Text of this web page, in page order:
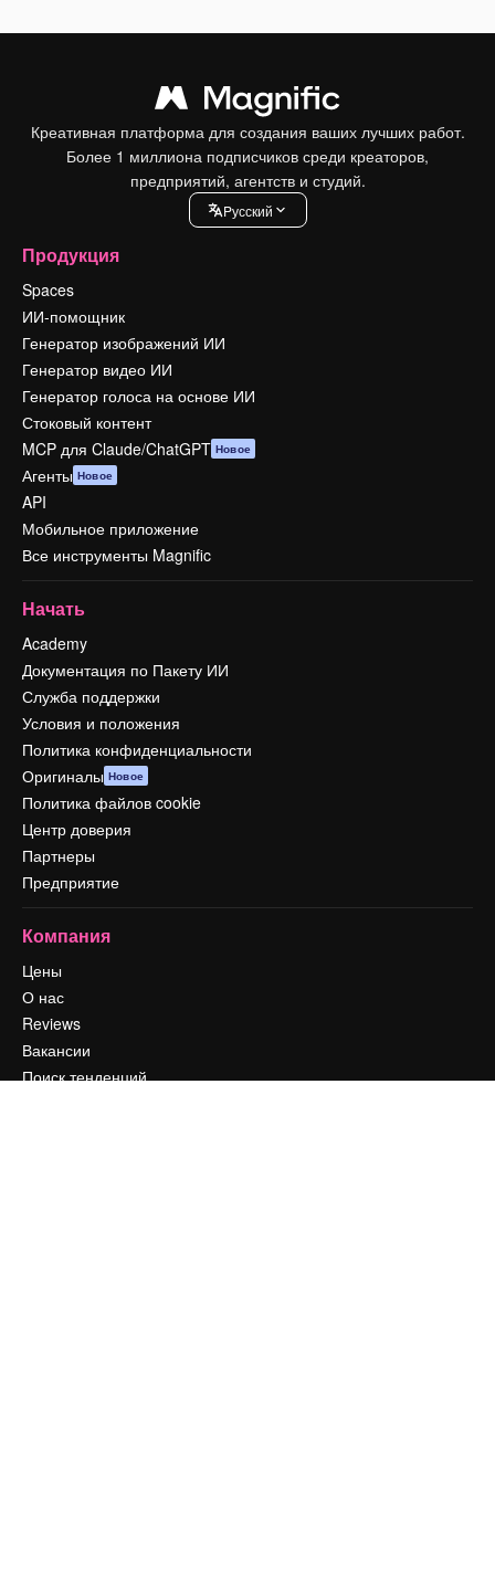
Креативная платформа для создания ваших лучших работ.
Более 1 миллиона подписчиков среди креаторов,
предприятий, агентств и студий.
Pусский
Продукция
Spaces
ИИ-помощник
Генератор изображений ИИ
Генератор видео ИИ
Генератор голоса на основе ИИ
Стоковый контент
MCP для Claude/ChatGPT Новое
Агенты Новое
API
Мобильное приложение
Все инструменты Magnific
Начать
Academy
Документация по Пакету ИИ
Служба поддержки
Условия и положения
Политика конфиденциальности
Оригиналы Новое
Политика файлов cookie
Центр доверия
Партнеры
Предприятие
Компания
Цены
О нас
Reviews
Вакансии
Поиск тенденций